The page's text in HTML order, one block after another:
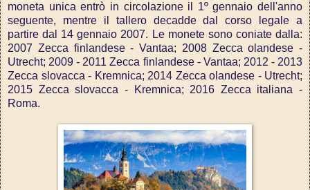
moneta unica entrò in circolazione il 1º gennaio dell'anno
seguente, mentre il tallero decadde dal corso legale a
partire dal 14 gennaio 2007. Le monete sono coniate dalla:
2007 Zecca finlandese - Vantaa; 2008 Zecca olandese -
Utrecht; 2009 - 2011 Zecca finlandese - Vantaa; 2012 - 2013
Zecca slovacca - Kremnica; 2014 Zecca olandese - Utrecht;
2015 Zecca slovacca - Kremnica; 2016 Zecca italiana -
Roma.